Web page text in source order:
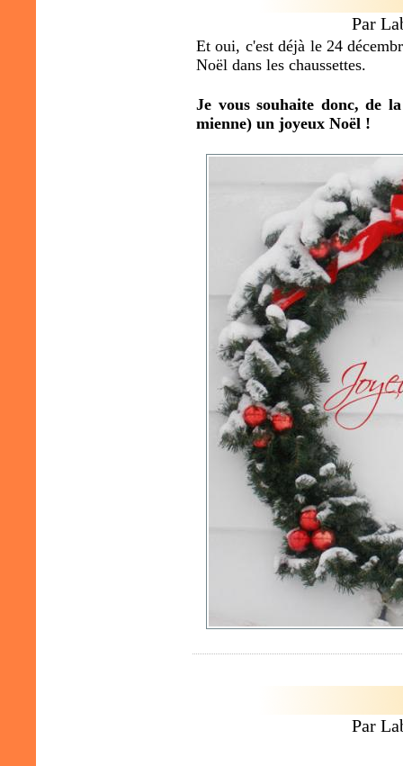
Par
Et oui, c'est déjà le 24
Noël dans les chaussettes.
Je vous souhaite donc, de
mienne) un joyeux Noël !
Par